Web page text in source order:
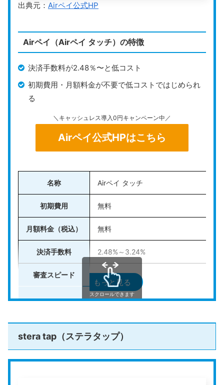
能し、レシートはメール送信やSMS送信のほか、プリ
ンターを使った紙の発行にも対応。現場の運用スタイル
iPhoneのタッチ決済では、クレジットカー
や楽天ペイなどのQRコード決済も利用可能
ですが、その際は専用端末やQRコードの表
示が必要です。
＼無料アカウント作成ですぐに始められる／
Square公式HPはこちら
Square（スクエア）の詳細については、こ
ちらの記事で詳しくまとめています。併せ
て参考にしてください。
Square（スクエア）POSレジとは？アプ
すればいいの？」といった疑問を持つ方も多いでし
かかわらず、有料アプリ並みの機能を使える優れた
ツールです。アカウント登録からレジ設定までその
す。 シンプルで直感的な操作画面が特徴で、初めて
るため、スムーズに導入が可能です。 この記事で
store-and-smallbusiness.news.mynavi.jp
出典元： Airペイ公式HP
Airペイ（Airペイ タッチ）の特徴
決済手数料が2.48％〜と低コスト
初期費用・月額料金が不要で低コストではじめられ
る
＼キャッシュレス導入0円キャンペーン中／
Airペイ公式HPはこちら
名称 Airペイ タッチ
初期費用 無料
月額料金（税込） 無料
決済手数料 2.48%～3.24%
審査スピード 最短15分
入金サイクル
三井住友銀行・三菱UFJ銀行・みずほ銀
運営会社 株式会社リクルート
スクロールできます
もっと見る
stera tap（ステラタップ）